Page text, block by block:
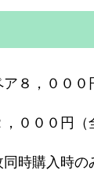
８，００
０００円（
同時購入時